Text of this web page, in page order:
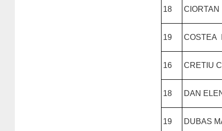
18 CIORTAN
19 COSTEA
16 CRETIU
18 DAN
19 DUBAS